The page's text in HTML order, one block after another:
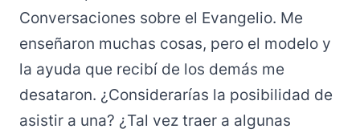
Conversaciones sobre el Evangelio. Me
enseñaron muchas cosas, pero el modelo y
la ayuda que recibí de los demás me
desataron. ¿Considerarías la posibilidad de
asistir a una? ¿Tal vez traer a algunas